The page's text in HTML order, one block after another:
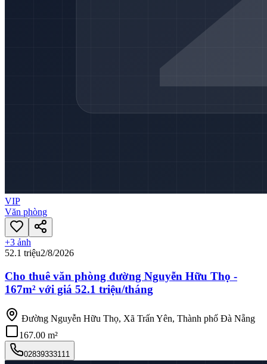
VIP
Văn phòng
+3 ảnh
52.1 triệu2/8/2026
Cho thuê văn phòng đường Nguyễn Hữu Thọ -
167m² với giá 52.1 triệu/tháng
Đường Nguyễn Hữu Thọ, Xã Trấn Yên, Thành phố Đà Nẵng
167.00 m²
02839333111